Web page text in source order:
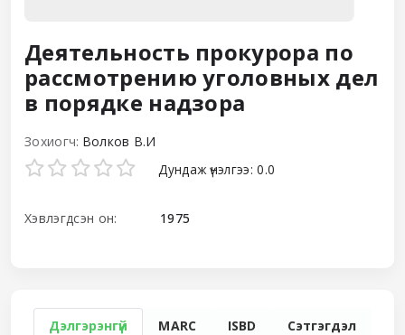
Деятельность прокурора по
рассмотрению уголовных дел
в порядке надзора
Зохиогч: Волков В.И
Star ratings Дундаж үнэлгээ: 0.0
Хэвлэгдсэн он: 1975
Дэлгэрэнгүй MARC ISBD Сэтгэгдэл